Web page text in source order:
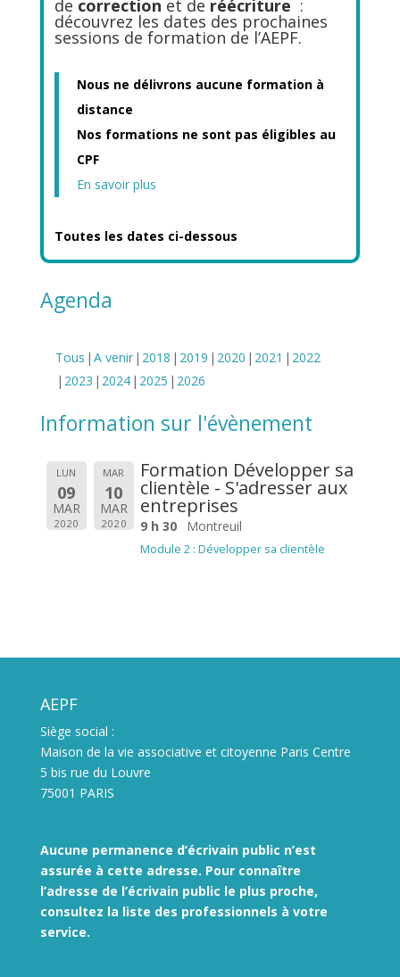
de correction et de réécriture :
découvrez les dates des prochaines
sessions de formation de l’AEPF.
Nous ne délivrons aucune formation à
distance
Nos formations ne sont pas éligibles au
CPF
En savoir plus
Toutes les dates ci-dessous
Agenda
Tous A venir 2018 2019 2020 2021
2022
2023
2024 2025 2026
Information sur l'évènement
LUN
09
MAR
2020
MAR
10
MAR
2020
Formation Développer sa
clientèle - S'adresser aux
entreprises
9 h 30 Montreuil
Module 2 : Développer sa clientèle
AEPF
Siège social :
Maison de la vie associative et citoyenne Paris Centre
5 bis rue du Louvre
75001 PARIS
Aucune permanence d’écrivain public n’est
assurée à cette adresse. Pour connaître
l’adresse de l’écrivain public le plus proche,
consultez la liste des professionnels à votre
service.